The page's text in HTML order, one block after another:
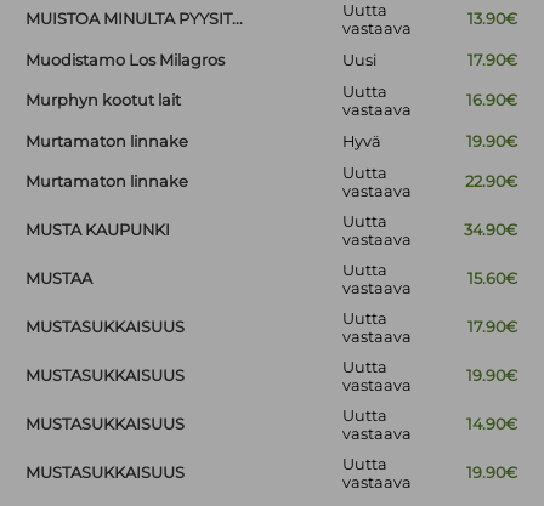
MUISTOA MINULTA PYYSIT...
Uutta
vastaava
13.90€
Muodistamo Los Milagros Uusi 17.90€
Murphyn kootut lait
Uutta
vastaava
16.90€
Murtamaton linnake Hyvä 19.90€
Murtamaton linnake
Uutta
vastaava
22.90€
MUSTA KAUPUNKI
Uutta
vastaava
34.90€
MUSTAA
Uutta
vastaava
15.60€
MUSTASUKKAISUUS
Uutta
vastaava
17.90€
MUSTASUKKAISUUS
Uutta
vastaava
19.90€
MUSTASUKKAISUUS
Uutta
vastaava
14.90€
MUSTASUKKAISUUS
Uutta
vastaava
19.90€